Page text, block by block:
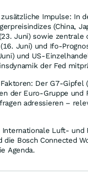
Impulse: In
(China,
Juni) sowie zentrale
Juni) und Ifo-
und US-
der Fed
Der G7-Gipfel
der Euro-Gruppe
adressieren –
Luft- und
die Bosch Connected
Agenda.